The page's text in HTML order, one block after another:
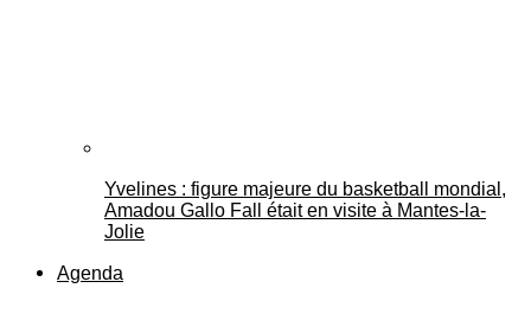
Yvelines : figure majeure du basketball mondial,
Amadou Gallo Fall était en visite à Mantes-la-
Jolie
Agenda